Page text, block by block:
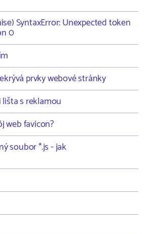
SyntaxError: Unexpected token
0
prvky webové stránky
s reklamou
web favicon?
soubor *.js - jak